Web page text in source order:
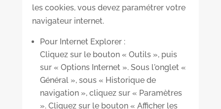
les cookies, vous devez paramétrer votre
navigateur internet.
Pour Internet Explorer :
Cliquez sur le bouton « Outils », puis
sur « Options Internet ». Sous l'onglet «
Général », sous « Historique de
navigation », cliquez sur « Paramètres
». Cliquez sur le bouton « Afficher les